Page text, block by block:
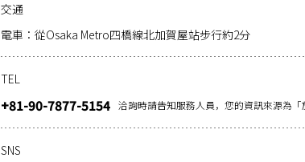
交通
電車：從Osaka Metro四橋線北加賀屋站步行約2分
TEL
+81-90-7877-5154 洽詢時請告知服務人員，您的資訊來源為「
SNS